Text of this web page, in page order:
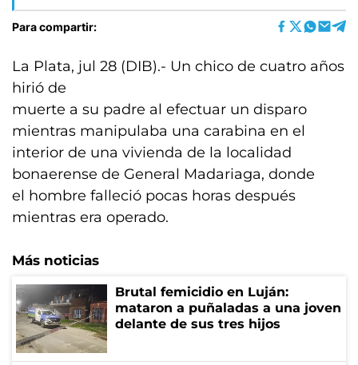
Para compartir:
La Plata, jul 28 (DIB).- Un chico de cuatro años
hirió de
muerte a su padre al efectuar un disparo
mientras manipulaba una carabina en el
interior de una vivienda de la localidad
bonaerense de General Madariaga, donde
el hombre falleció pocas horas después
mientras era operado.
Más noticias
Brutal femicidio en Luján:
mataron a puñaladas a una joven
delante de sus tres hijos